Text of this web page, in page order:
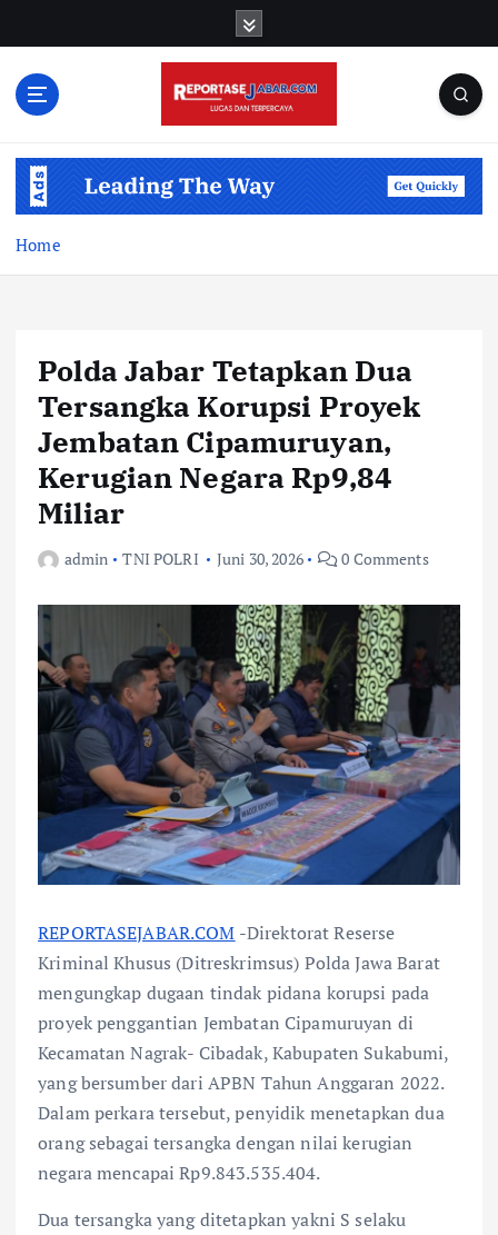
Home
Polda Jabar Tetapkan Dua
Tersangka Korupsi Proyek
Jembatan Cipamuruyan,
Kerugian Negara Rp9,84
Miliar
admin TNI POLRI Juni 30, 2026 0 Comments
REPORTASEJABAR.COM -Direktorat Reserse
Kriminal Khusus (Ditreskrimsus) Polda Jawa Barat
mengungkap dugaan tindak pidana korupsi pada
proyek penggantian Jembatan Cipamuruyan di
Kecamatan Nagrak- Cibadak, Kabupaten Sukabumi,
yang bersumber dari APBN Tahun Anggaran 2022.
Dalam perkara tersebut, penyidik menetapkan dua
orang sebagai tersangka dengan nilai kerugian
negara mencapai Rp9.843.535.404.
Dua tersangka yang ditetapkan yakni S selaku